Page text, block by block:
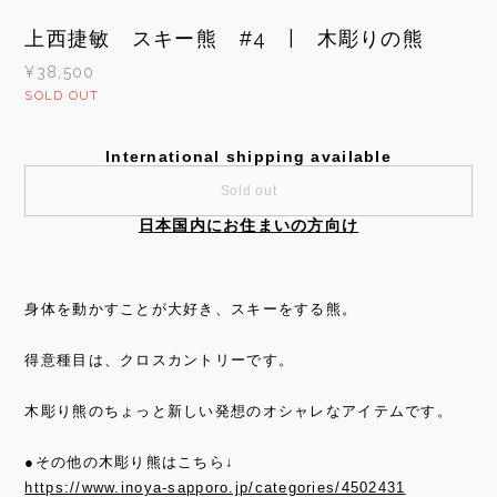
上西捷敏 スキー熊 #4 | 木彫りの熊
¥38,500
SOLD OUT
International shipping available
Sold out
日本国内にお住まいの方向け
身体を動かすことが大好き、スキーをする熊。
得意種目は、クロスカントリーです。
木彫り熊のちょっと新しい発想のオシャレなアイテムです。
●その他の木彫り熊はこちら↓
https://www.inoya-sapporo.jp/categories/4502431